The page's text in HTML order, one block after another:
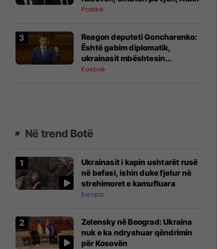
Ibrit
Politikë
Reagon deputeti Goncharenko:
Është gabim diplomatik,
ukrainasit mbështesin
pavarësinë e Kosovës
Kosovë
Në trend Botë
Ukrainasit i kapin ushtarët rusë
në befasi, ishin duke fjetur në
strehimoret e kamufluara
Evropa
Zelensky në Beograd: Ukraina
nuk e ka ndryshuar qëndrimin
për Kosovën